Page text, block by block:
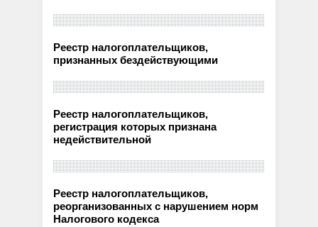
Реестр налогоплательщиков,
признанных бездействующими
Реестр налогоплательщиков,
регистрация которых признана
недействительной
Реестр налогоплательщиков,
реорганизованных с нарушением норм
Налогового кодекса